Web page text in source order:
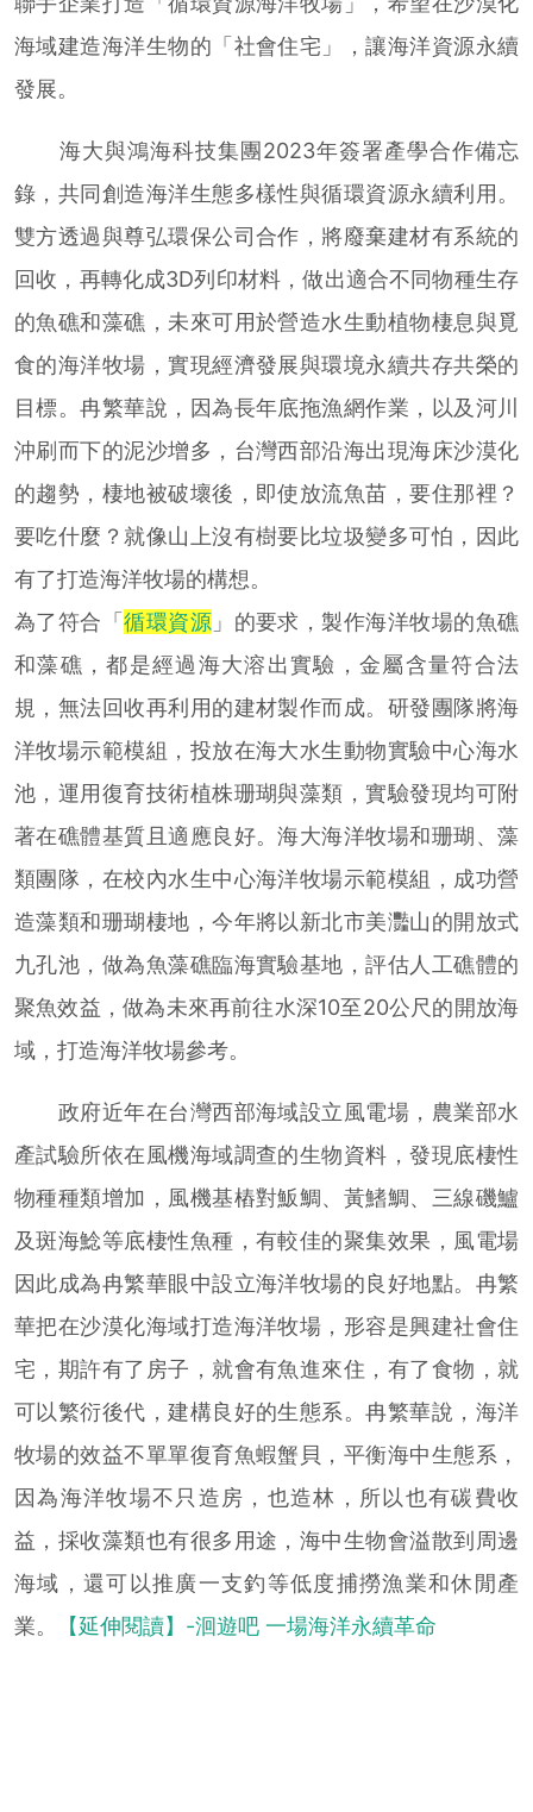
海域建造海洋生物的「社會住宅」，讓海洋資源永續
發展。
海大與鴻海科技集團2023年簽署產學合作備忘
錄，共同創造海洋生態多樣性與循環資源永續利用。
雙方透過與尊弘環保公司合作，將廢棄建材有系統的
回收，再轉化成3D列印材料，做出適合不同物種生存
的魚礁和藻礁，未來可用於營造水生動植物棲息與覓
食的海洋牧場，實現經濟發展與環境永續共存共榮的
目標。冉繁華說，因為長年底拖漁網作業，以及河川
沖刷而下的泥沙增多，台灣西部沿海出現海床沙漠化
的趨勢，棲地被破壞後，即使放流魚苗，要住那裡？
要吃什麼？就像山上沒有樹要比垃圾變多可怕，因此
有了打造海洋牧場的構想。
為了符合「循環資源 」的要求，製作海洋牧場的魚礁
和藻礁，都是經過海大溶出實驗，金屬含量符合法
規，無法回收再利用的建材製作而成。研發團隊將海
洋牧場示範模組，投放在海大水生動物實驗中心海水
池，運用復育技術植株珊瑚與藻類，實驗發現均可附
著在礁體基質且適應良好。海大海洋牧場和珊瑚、藻
類團隊，在校內水生中心海洋牧場示範模組，成功營
造藻類和珊瑚棲地，今年將以新北市美灩山的開放式
九孔池，做為魚藻礁臨海實驗基地，評估人工礁體的
聚魚效益，做為未來再前往水深10至20公尺的開放海
域，打造海洋牧場參考。
政府近年在台灣西部海域設立風電場，農業部水
產試驗所依在風機海域調查的生物資料，發現底棲性
物種種類增加，風機基樁對魬鯛、黃鰭鯛、三線磯鱸
及斑海鯰等底棲性魚種，有較佳的聚集效果，風電場
因此成為冉繁華眼中設立海洋牧場的良好地點。冉繁
華把在沙漠化海域打造海洋牧場，形容是興建社會住
宅，期許有了房子，就會有魚進來住，有了食物，就
可以繁衍後代，建構良好的生態系。冉繁華說，海洋
牧場的效益不單單復育魚蝦蟹貝，平衡海中生態系，
因為海洋牧場不只造房，也造林，所以也有碳費收
益，採收藻類也有很多用途，海中生物會溢散到周邊
海域，還可以推廣一支釣等低度捕撈漁業和休閒產
業。
【延伸閱讀】-洄遊吧 一場海洋永續革命